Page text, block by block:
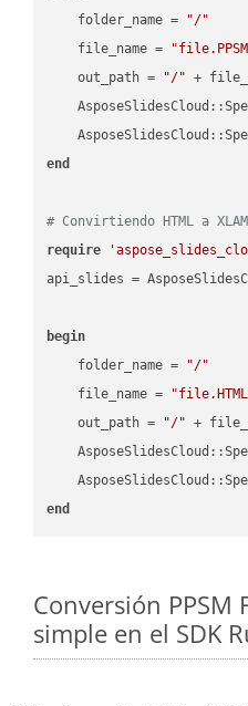
    folder_name =
"/"
    file_name =
    out_path =
"/" +
end
# Convirtiendo HTML a XLAM
require
api_slides =
begin
    folder_name =
"/"
    file_name =
    out_path =
"/" +
end
Conversión PPSM
simple en el SDK